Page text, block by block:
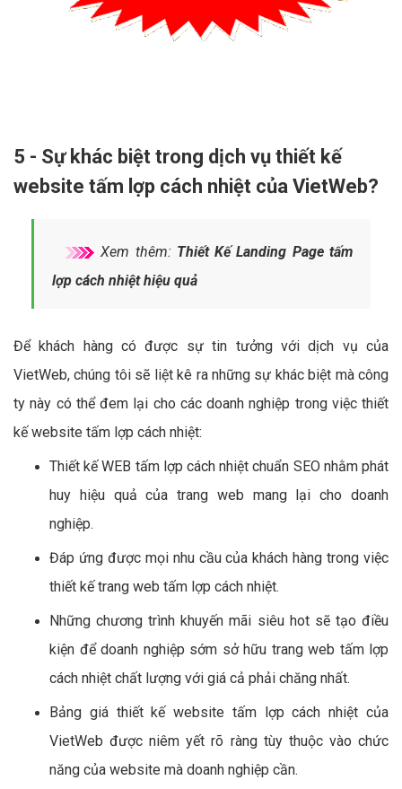
5 - Sự khác biệt trong dịch vụ thiết kế
website tấm lợp cách nhiệt của VietWeb?
Xem thêm: Thiết Kế Landing Page tấm
lợp cách nhiệt hiệu quả
Để khách hàng có được sự tin tưởng với dịch vụ của
VietWeb, chúng tôi sẽ liệt kê ra những sự khác biệt mà công
ty này có thể đem lại cho các doanh nghiệp trong việc thiết
kế website tấm lợp cách nhiệt:
Thiết kế WEB tấm lợp cách nhiệt chuẩn SEO nhằm phát
huy hiệu quả của trang web mang lại cho doanh
nghiệp.
Đáp ứng được mọi nhu cầu của khách hàng trong việc
thiết kế trang web tấm lợp cách nhiệt.
Những chương trình khuyến mãi siêu hot sẽ tạo điều
kiện để doanh nghiệp sớm sở hữu trang web tấm lợp
cách nhiệt chất lượng với giá cả phải chăng nhất.
Bảng giá thiết kế website tấm lợp cách nhiệt của
VietWeb được niêm yết rõ ràng tùy thuộc vào chức
năng của website mà doanh nghiệp cần.